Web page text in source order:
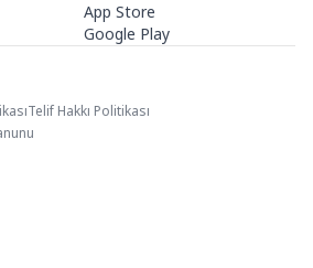
App Store
Google Play
Telif Hakkı Politikası